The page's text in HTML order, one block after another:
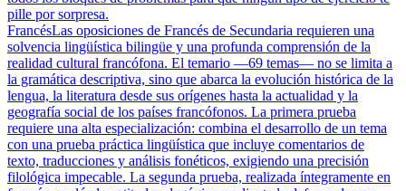
pille por sorpresa.
FrancésLas oposiciones de Francés de Secundaria requieren una
solvencia lingüística bilingüe y una profunda comprensión de la
realidad cultural francófona. El temario —69 temas— no se limita a
la gramática descriptiva, sino que abarca la evolución histórica de la
lengua, la literatura desde sus orígenes hasta la actualidad y la
geografía social de los países francófonos. La primera prueba
requiere una alta especialización: combina el desarrollo de un tema
con una prueba práctica lingüística que incluye comentarios de
texto, traducciones y análisis fonéticos, exigiendo una precisión
filológica impecable. La segunda prueba, realizada íntegramente en